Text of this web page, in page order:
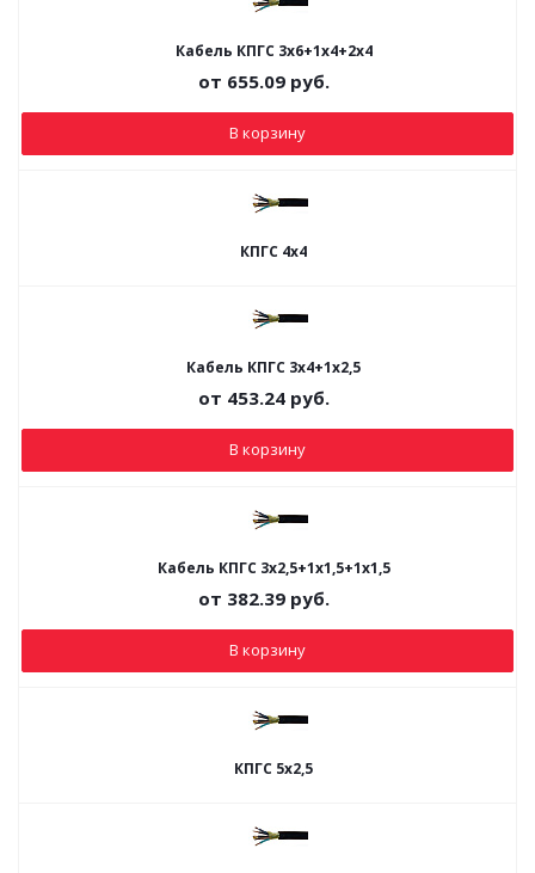
Кабель КПГС 3х6+1х4+2х4
от 655.09руб.
В корзину
КПГС 4х4
Кабель КПГС 3х4+1х2,5
от 453.24руб.
В корзину
Кабель КПГС 3х2,5+1х1,5+1х1,5
от 382.39руб.
В корзину
КПГС 5х2,5